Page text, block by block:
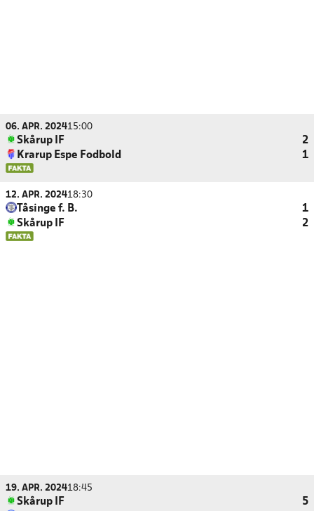
06. APR. 202415:00
Skårup IF
2
Krarup Espe Fodbold
1
12. APR. 202418:30
Tåsinge f. B.
1
Skårup IF
2
19. APR. 202418:45
Skårup IF
5